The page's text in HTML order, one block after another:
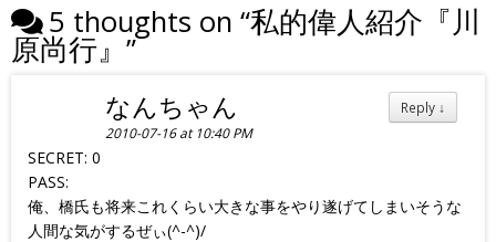
5 thoughts on “私的偉人紹介『川
原尚行』 ”
Reply ↓
なんちゃん
2010-07-16 at 10:40 PM
SECRET: 0
PASS:
俺、橋氏も将来これくらい大きな事をやり遂げてしまいそうな
人間な気がするぜぃ(^-^)/